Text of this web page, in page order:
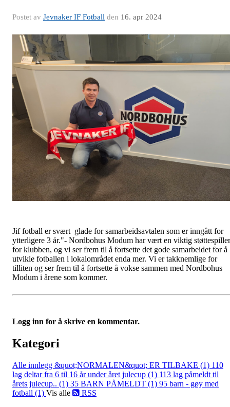
Postet av Jevnaker IF Fotball den 16. apr 2024
Jif fotball er svært glade for samarbeidsavtalen som er inngått for
ytterligere 3 år."- Nordbohus Modum har vært en viktig støttespiller
for klubben, og vi ser frem til å fortsette det gode samarbeidet for å
utvikle fotballen i lokalområdet enda mer. Vi er takknemlige for
tilliten og ser frem til å fortsette å vokse sammen med Nordbohus
Modum i årene som kommer.
Logg inn for å skrive en kommentar.
Kategori
Alle innlegg &quot;NORMALEN&quot; ER TILBAKE (1) 110
lag deltar fra 6 til 16 år under året julecup (1) 113 lag påmeldt til
årets julecup.. (1) 35 BARN PÅMELDT (1) 95 barn - gøy med
fotball (1) Vis alle RSS